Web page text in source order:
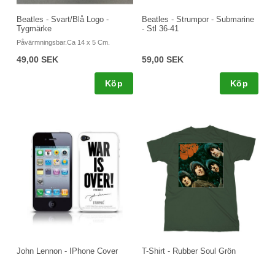
Beatles - Svart/Blå Logo -
Tygmärke
Påvärmningsbar.Ca 14 x 5 Cm.
49,00 SEK
Köp
Beatles - Strumpor - Submarine
- Stl 36-41
59,00 SEK
Köp
John Lennon - IPhone Cover
T-Shirt - Rubber Soul Grön